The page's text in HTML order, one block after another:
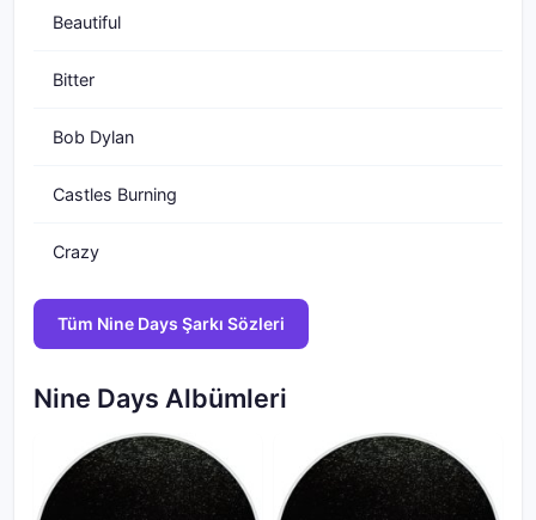
Beautiful
Bitter
Bob Dylan
Castles Burning
Crazy
Tüm Nine Days Şarkı Sözleri
Nine Days Albümleri